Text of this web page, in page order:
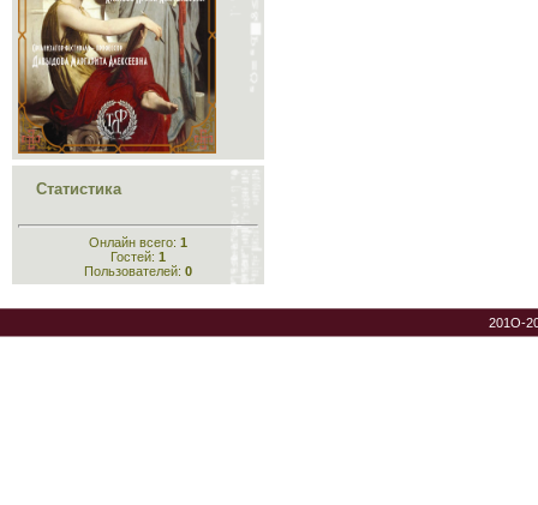
Статистика
Онлайн всего: 1
Гостей: 1
Пользователей: 0
201O-